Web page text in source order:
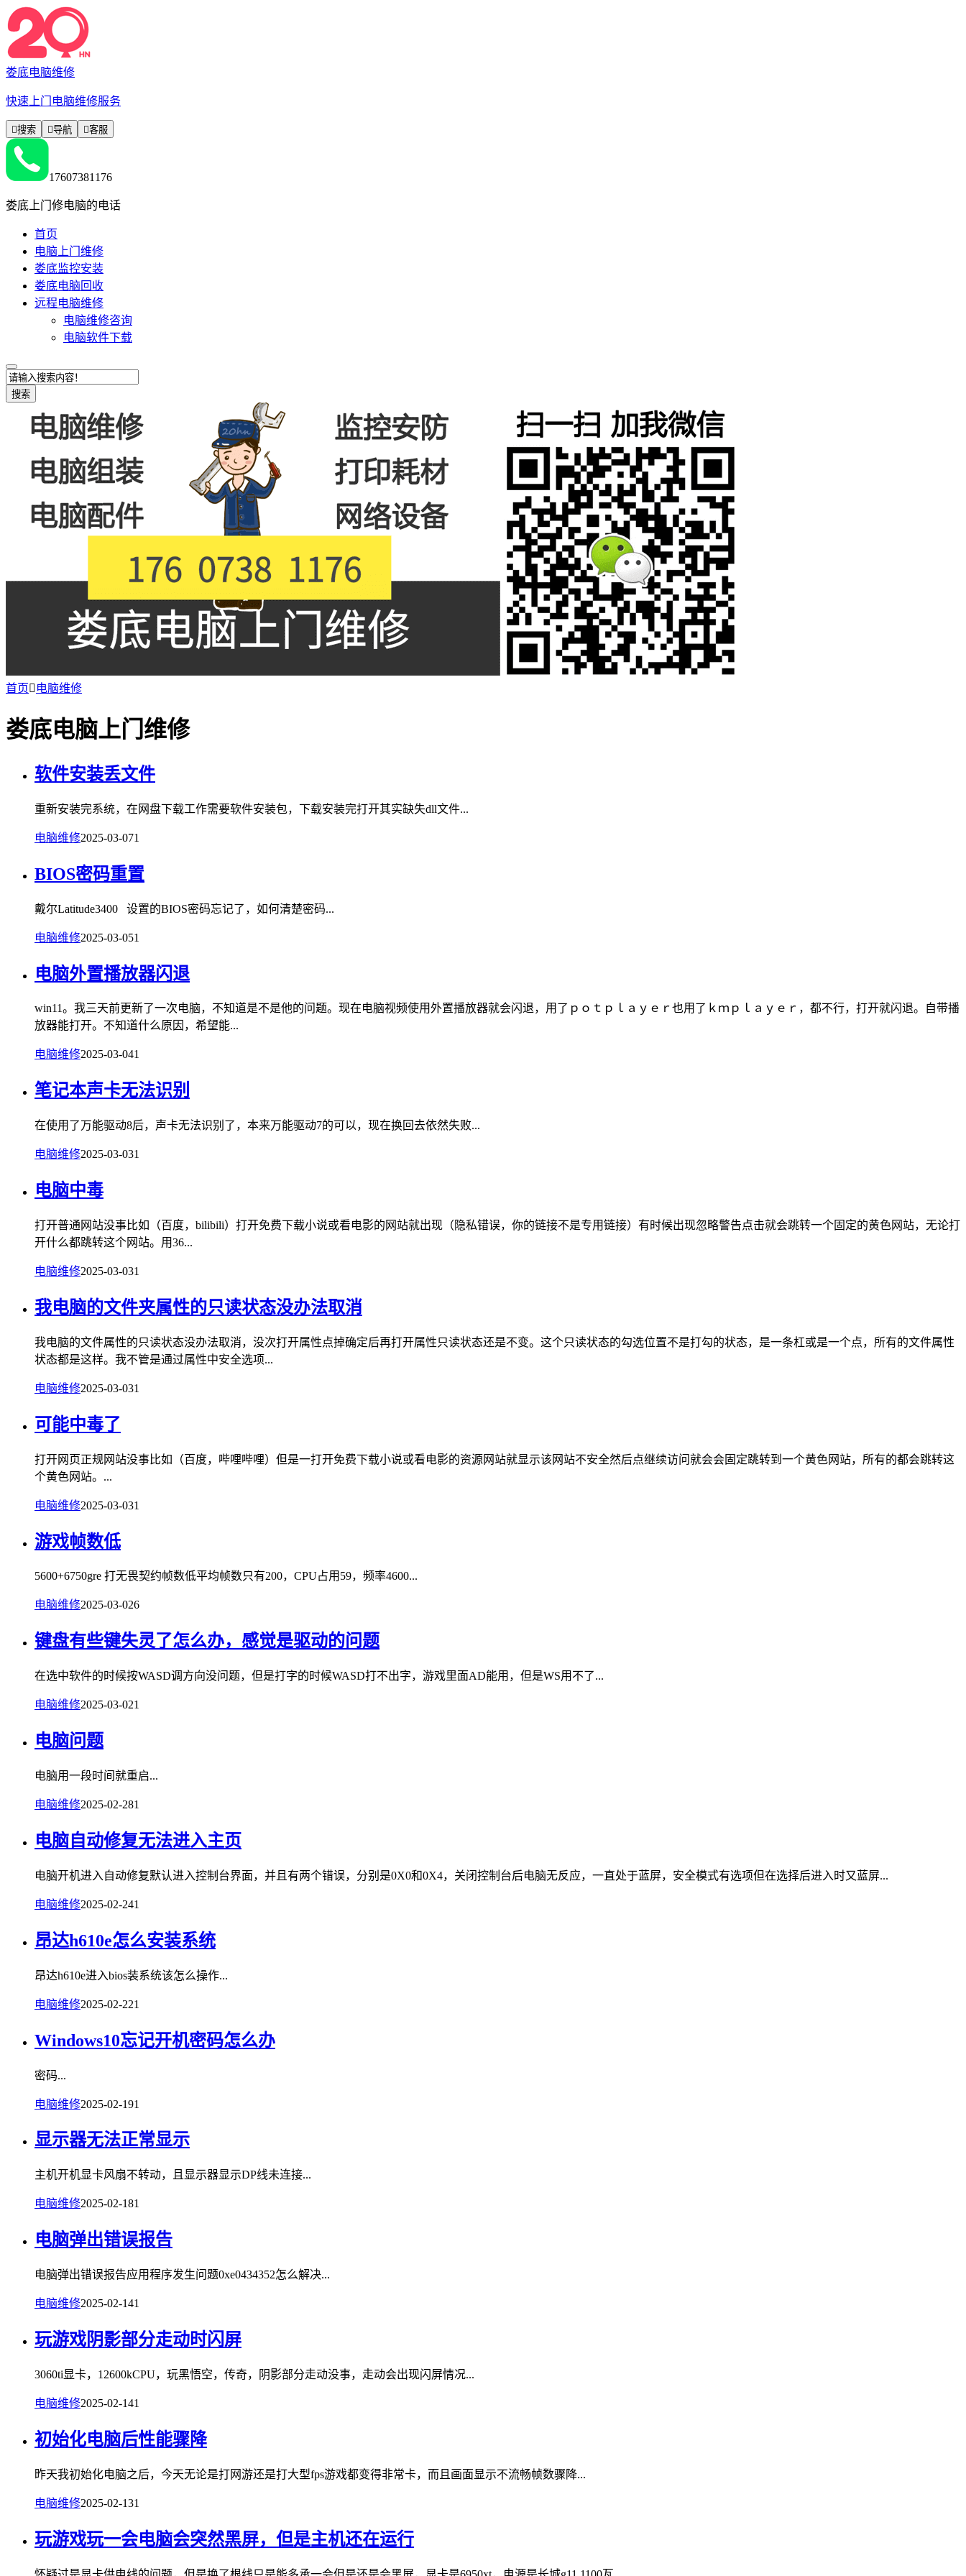
娄底电脑维修
快速上门电脑维修服务
搜索 导航 客服
17607381176
娄底上门修电脑的电话
首页
电脑上门维修
娄底监控安装
娄底电脑回收
远程电脑维修
电脑维修咨询
电脑软件下载
搜索
首页 电脑维修
娄底电脑上门维修
软件安装丢文件
重新安装完系统，在网盘下载工作需要软件安装包，下载安装完打开其实缺失dll文件...
电脑维修2025-03-071
BIOS密码重置
戴尔Latitude3400 设置的BIOS密码忘记了，如何清楚密码...
电脑维修2025-03-051
电脑外置播放器闪退
win11。我三天前更新了一次电脑，不知道是不是他的问题。现在电脑视频使用外置播放器就会闪退，用了ｐｏｔｐｌａｙｅｒ也用了ｋｍｐｌａｙｅｒ，都不行，打开就闪退。自带播
放器能打开。不知道什么原因，希望能...
电脑维修2025-03-041
笔记本声卡无法识别
在使用了万能驱动8后，声卡无法识别了，本来万能驱动7的可以，现在换回去依然失败...
电脑维修2025-03-031
电脑中毒
打开普通网站没事比如（百度，bilibili）打开免费下载小说或看电影的网站就出现（隐私错误，你的链接不是专用链接）有时候出现忽略警告点击就会跳转一个固定的黄色网站，无论打
开什么都跳转这个网站。用36...
电脑维修2025-03-031
我电脑的文件夹属性的只读状态没办法取消
我电脑的文件属性的只读状态没办法取消，没次打开属性点掉确定后再打开属性只读状态还是不变。这个只读状态的勾选位置不是打勾的状态，是一条杠或是一个点，所有的文件属性
状态都是这样。我不管是通过属性中安全选项...
电脑维修2025-03-031
可能中毒了
打开网页正规网站没事比如（百度，哔哩哔哩）但是一打开免费下载小说或看电影的资源网站就显示该网站不安全然后点继续访问就会会固定跳转到一个黄色网站，所有的都会跳转这
个黄色网站。...
电脑维修2025-03-031
游戏帧数低
5600+6750gre 打无畏契约帧数低平均帧数只有200，CPU占用59，频率4600...
电脑维修2025-03-026
键盘有些键失灵了怎么办，感觉是驱动的问题
在选中软件的时候按WASD调方向没问题，但是打字的时候WASD打不出字，游戏里面AD能用，但是WS用不了...
电脑维修2025-03-021
电脑问题
电脑用一段时间就重启...
电脑维修2025-02-281
电脑自动修复无法进入主页
电脑开机进入自动修复默认进入控制台界面，并且有两个错误，分别是0X0和0X4，关闭控制台后电脑无反应，一直处于蓝屏，安全模式有选项但在选择后进入时又蓝屏...
电脑维修2025-02-241
昂达h610e怎么安装系统
昂达h610e进入bios装系统该怎么操作...
电脑维修2025-02-221
Windows10忘记开机密码怎么办
密码...
电脑维修2025-02-191
显示器无法正常显示
主机开机显卡风扇不转动，且显示器显示DP线未连接...
电脑维修2025-02-181
电脑弹出错误报告
电脑弹出错误报告应用程序发生问题0xe0434352怎么解决...
电脑维修2025-02-141
玩游戏阴影部分走动时闪屏
3060ti显卡，12600kCPU，玩黑悟空，传奇，阴影部分走动没事，走动会出现闪屏情况...
电脑维修2025-02-141
初始化电脑后性能骤降
昨天我初始化电脑之后，今天无论是打网游还是打大型fps游戏都变得非常卡，而且画面显示不流畅帧数骤降...
电脑维修2025-02-131
玩游戏玩一会电脑会突然黑屏，但是主机还在运行